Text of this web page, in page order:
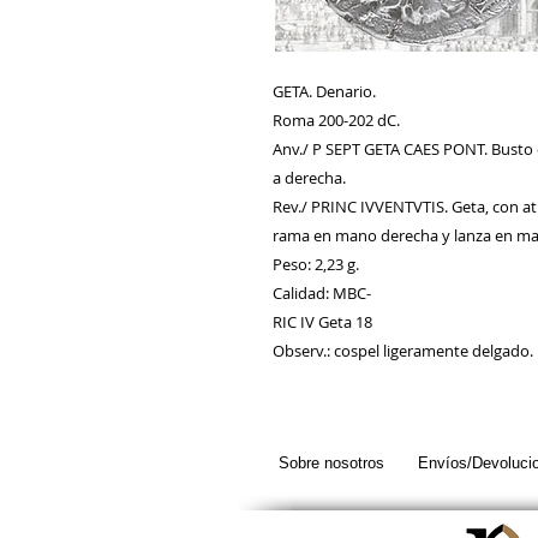
GETA. Denario.
Roma 200-202 dC.
Anv./ P SEPT GETA CAES PONT.
a derecha.
Rev./ PRINC IVVENTVTIS. Geta,
rama en mano derecha y lanza en
Peso: 2,23 g.
Calidad: MBC-
RIC IV Geta 18
Observ.: cospel ligeramente
Sobre nosotros Envíos/